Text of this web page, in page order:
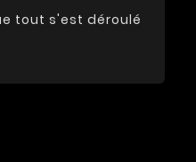
tout s'est déroulé